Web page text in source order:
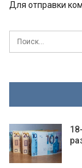
Для отправки